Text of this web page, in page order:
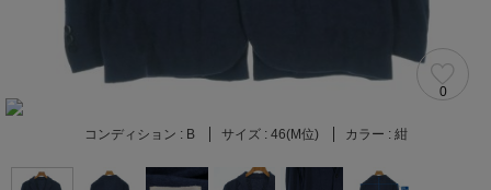
0
コンディション : B サイズ : 46(M位) カラー : 紺